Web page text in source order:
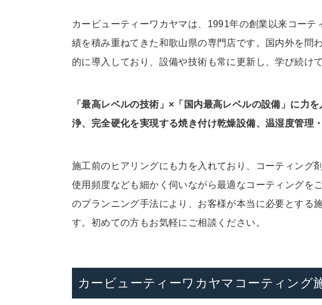
カービューティーワカヤマは、1991年の創業以来コー
績を積み重ねてきた和歌山県の専門店です。国内外を問
的に導入しており、設備や技術も常に更新し、学び続けて
「最高レベルの技術」×「国内最高レベルの設備」に力
浄、完全硬化を実現する焼き付け乾燥設備、温湿度管理
施工前のヒアリングにも力を入れており、コーティング
使用頻度なども細かく伺いながら最適なコーティングを
のプランニング手法により、お客様が本当に必要とする
す。初めての方もお気軽にご相談ください。
カービューティーワカヤマコーティング